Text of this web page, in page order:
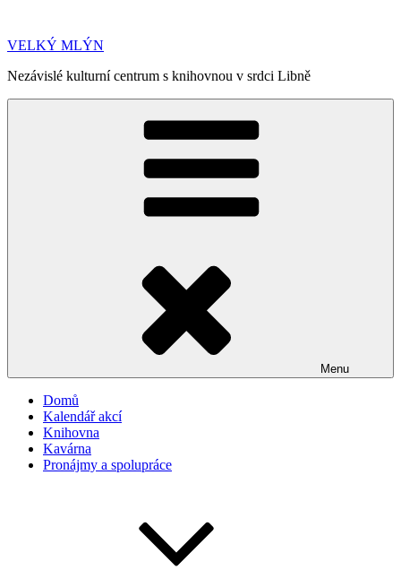
obsahu
VELKÝ MLÝN
Nezávislé kulturní centrum s knihovnou v srdci Libně
Menu
Domů
Kalendář akcí
Knihovna
Kavárna
Pronájmy a spolupráce